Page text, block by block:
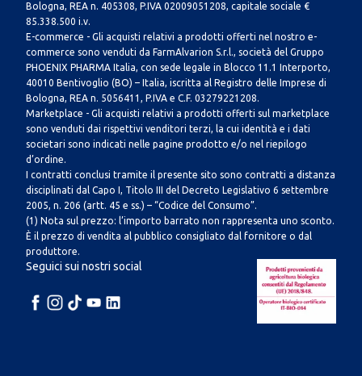
Bologna, REA n. 405308, P.IVA 02009051208, capitale sociale €
85.338.500 i.v.
E-commerce - Gli acquisti relativi a prodotti offerti nel nostro e-
commerce sono venduti da FarmAlvarion S.r.l., società del Gruppo
PHOENIX PHARMA Italia, con sede legale in Blocco 11.1 Interporto,
40010 Bentivoglio (BO) – Italia, iscritta al Registro delle Imprese di
Bologna, REA n. 5056411, P.IVA e C.F. 03279221208.
Marketplace - Gli acquisti relativi a prodotti offerti sul marketplace
sono venduti dai rispettivi venditori terzi, la cui identità e i dati
societari sono indicati nelle pagine prodotto e/o nel riepilogo
d’ordine.
I contratti conclusi tramite il presente sito sono contratti a distanza
disciplinati dal Capo I, Titolo III del Decreto Legislativo 6 settembre
2005, n. 206 (artt. 45 e ss.) – “Codice del Consumo”.
(1) Nota sul prezzo: l’importo barrato non rappresenta uno sconto.
È il prezzo di vendita al pubblico consigliato dal fornitore o dal
produttore.
Seguici sui nostri social